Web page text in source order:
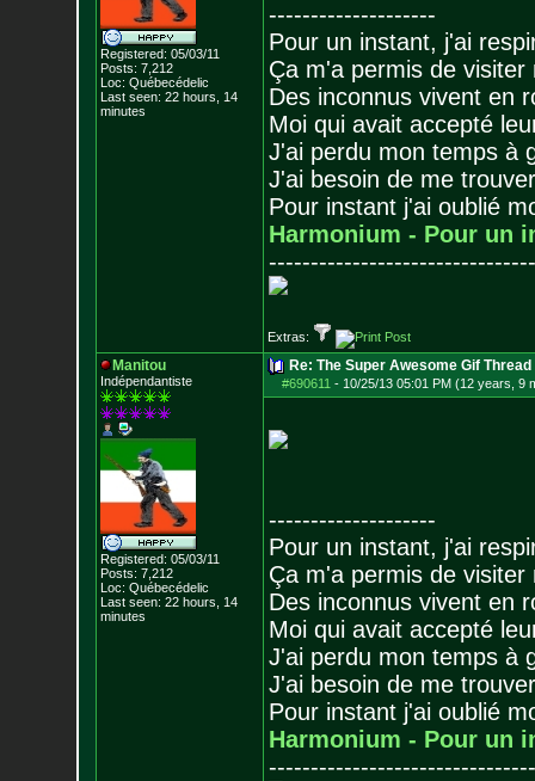
Registered: 05/03/11
Posts: 7,212
Loc: Québecédelic
Last seen: 22 hours, 14
minutes
--------------------
Pour un instant, j'ai
Ça m'a permis de visiter
Des inconnus vivent en
Moi qui avait accepté
J'ai perdu mon temps à
J'ai besoin de me
Pour instant j'ai oublié
Harmonium - Pour un
--------------------------------
Extras:
Manitou
Indépendantiste
Registered: 05/03/11
Posts: 7,212
Loc: Québecédelic
Last seen: 22 hours, 14
minutes
Re: The Super Awesome Gif Thread
#690611 - 10/25/13 05:01 PM (12 years, 9
--------------------
Pour un instant, j'ai
Ça m'a permis de visiter
Des inconnus vivent en
Moi qui avait accepté
J'ai perdu mon temps à
J'ai besoin de me
Pour instant j'ai oublié
Harmonium - Pour un
--------------------------------